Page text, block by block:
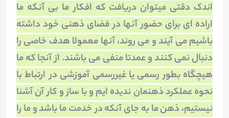
اندک دقتی می­توان دریافت که افکار ما بی­ آنکه ما
اراده ­ای برای حضور آنها در فضای ذهنی خود داشته
باشیم می­ آیند و می­ روند، آنها معمولا هدف خاصی را
دنبال نمی ­کنند و عمدتا منفی می­ باشند. از آنجا که ما
هیچ­گاه بطور رسمی یا غیررسمی آموزشی در ارتباط با
نحوه عملکرد ذهنمان ندیده ­ایم و با ساز و کار آن آشنا
نیستیم، ذهن ما به جای آنکه در خدمت ما باشد و ما را